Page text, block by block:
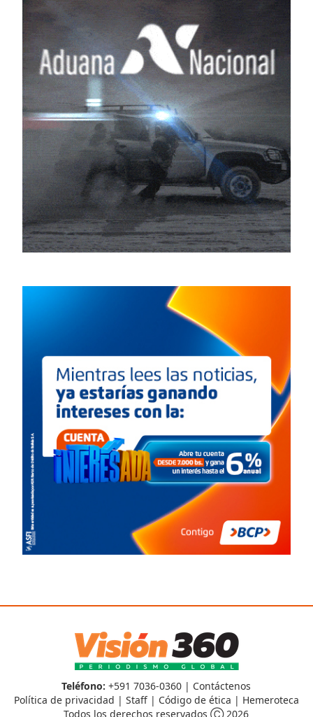
Teléfono: +591 7036-0360 | Contáctenos
Política de privacidad | Staff| Código de ética | Hemeroteca
Todos los derechos reservados Ⓒ 2026